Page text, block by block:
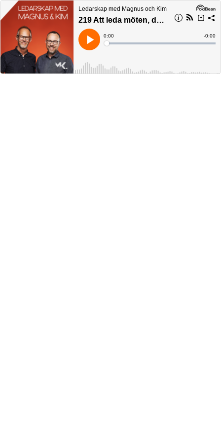
Ledarskap med Magnus och Kim
219 Att leda möten, del 4
Play
Current
Time
0:00
Loaded:
Time
-0:00